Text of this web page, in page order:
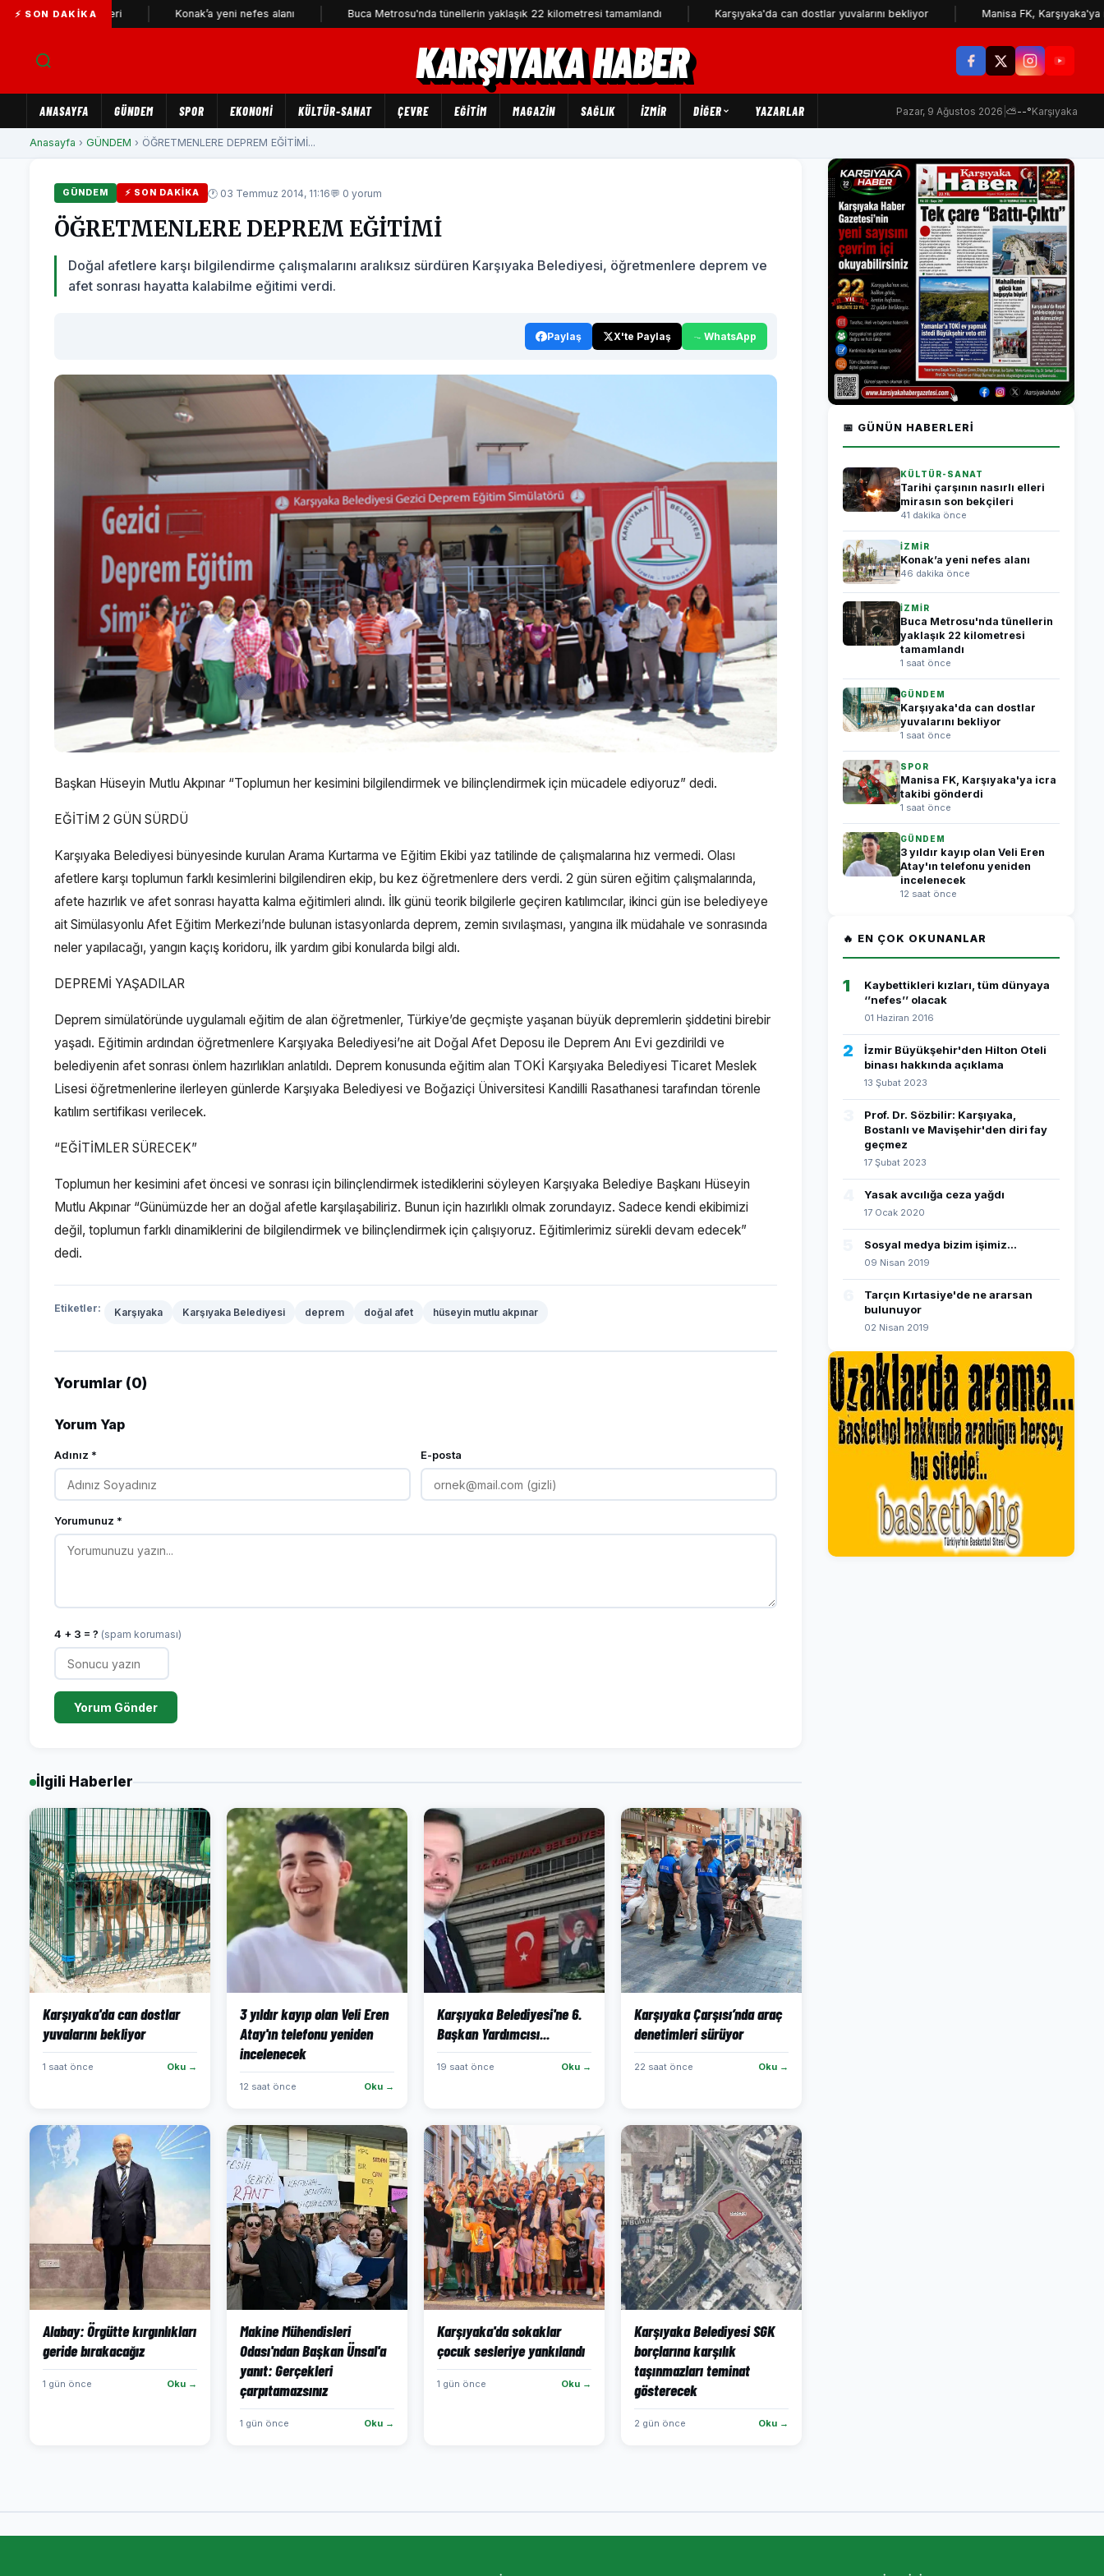
⚡ SON DAKIKA
son bekçileri Konak’a yeni nefes alanı Buca Metrosu'nda tünellerin yaklaşık 22 kilometresi tamamlandı Karşıyaka'da can dostlar yuvalarını bekliyor Manisa FK, Karşıyaka'ya icra
KARŞIYAKA HABER
ANASAYFA GÜNDEM SPOR EKONOMİ KÜLTÜR-SANAT ÇEVRE EĞİTİM MAGAZİN SAĞLIK İZMİR DIĞER YAZARLAR Pazar, 9 Ağustos 2026 ⛅--°Karşıyaka
Anasayfa › GÜNDEM › ÖĞRETMENLERE DEPREM EĞİTİMİ...
GÜNDEM ⚡ SON DAKIKA 🕐 03 Temmuz 2014, 11:16💬 0 yorum
ÖĞRETMENLERE DEPREM EĞİTİMİ
Doğal afetlere karşı bilgilendirme çalışmalarını aralıksız sürdüren Karşıyaka Belediyesi, öğretmenlere deprem ve
afet sonrası hayatta kalabilme eğitimi verdi.
Paylaş X'te Paylaş WhatsApp
Başkan Hüseyin Mutlu Akpınar “Toplumun her kesimini bilgilendirmek ve bilinçlendirmek için mücadele ediyoruz” dedi.
EĞİTİM 2 GÜN SÜRDÜ
Karşıyaka Belediyesi bünyesinde kurulan Arama Kurtarma ve Eğitim Ekibi yaz tatilinde de çalışmalarına hız vermedi. Olası
afetlere karşı toplumun farklı kesimlerini bilgilendiren ekip, bu kez öğretmenlere ders verdi. 2 gün süren eğitim çalışmalarında,
afete hazırlık ve afet sonrası hayatta kalma eğitimleri alındı. İlk günü teorik bilgilerle geçiren katılımcılar, ikinci gün ise belediyeye
ait Simülasyonlu Afet Eğitim Merkezi’nde bulunan istasyonlarda deprem, zemin sıvılaşması, yangına ilk müdahale ve sonrasında
neler yapılacağı, yangın kaçış koridoru, ilk yardım gibi konularda bilgi aldı.
DEPREMİ YAŞADILAR
Deprem simülatöründe uygulamalı eğitim de alan öğretmenler, Türkiye’de geçmişte yaşanan büyük depremlerin şiddetini birebir
yaşadı. Eğitimin ardından öğretmenlere Karşıyaka Belediyesi’ne ait Doğal Afet Deposu ile Deprem Anı Evi gezdirildi ve
belediyenin afet sonrası önlem hazırlıkları anlatıldı. Deprem konusunda eğitim alan TOKİ Karşıyaka Belediyesi Ticaret Meslek
Lisesi öğretmenlerine ilerleyen günlerde Karşıyaka Belediyesi ve Boğaziçi Üniversitesi Kandilli Rasathanesi tarafından törenle
katılım sertifikası verilecek.
“EĞİTİMLER SÜRECEK”
Toplumun her kesimini afet öncesi ve sonrası için bilinçlendirmek istediklerini söyleyen Karşıyaka Belediye Başkanı Hüseyin
Mutlu Akpınar “Günümüzde her an doğal afetle karşılaşabiliriz. Bunun için hazırlıklı olmak zorundayız. Sadece kendi ekibimizi
değil, toplumun farklı dinamiklerini de bilgilendirmek ve bilinçlendirmek için çalışıyoruz. Eğitimlerimiz sürekli devam edecek”
dedi.
Etiketler: Karşıyaka Karşıyaka Belediyesi deprem doğal afet hüseyin mutlu akpınar
Yorumlar (0)
Yorum Yap
Adınız * E-posta
Yorumunuz *
4 + 3 = ? (spam koruması)
Yorum Gönder
İlgili Haberler
Karşıyaka'da can dostlar
yuvalarını bekliyor
1 saat önce Oku →
3 yıldır kayıp olan Veli Eren
Atay'ın telefonu yeniden
incelenecek
12 saat önce Oku →
Karşıyaka Belediyesi'ne 6.
Başkan Yardımcısı...
19 saat önce Oku →
Karşıyaka Çarşısı’nda araç
denetimleri sürüyor
22 saat önce Oku →
Alabay: Örgütte kırgınlıkları
geride bırakacağız
1 gün önce Oku →
Makine Mühendisleri
Odası'ndan Başkan Ünsal'a
yanıt: Gerçekleri
çarpıtamazsınız
1 gün önce Oku →
Karşıyaka'da sokaklar
çocuk sesleriye yankılandı
1 gün önce Oku →
Karşıyaka Belediyesi SGK
borçlarına karşılık
taşınmazları teminat
gösterecek
2 gün önce Oku →
📅 GÜNÜN HABERLERI
KÜLTÜR-SANAT
Tarihi çarşının nasırlı elleri
mirasın son bekçileri
41 dakika önce
İZMİR
Konak’a yeni nefes alanı
46 dakika önce
İZMİR
Buca Metrosu'nda tünellerin
yaklaşık 22 kilometresi
tamamlandı
1 saat önce
GÜNDEM
Karşıyaka'da can dostlar
yuvalarını bekliyor
1 saat önce
SPOR
Manisa FK, Karşıyaka'ya icra
takibi gönderdi
1 saat önce
GÜNDEM
3 yıldır kayıp olan Veli Eren
Atay'ın telefonu yeniden
incelenecek
12 saat önce
🔥 EN ÇOK OKUNANLAR
1
Kaybettikleri kızları, tüm dünyaya
‘’nefes’’ olacak
01 Haziran 2016
2
İzmir Büyükşehir'den Hilton Oteli
binası hakkında açıklama
13 Şubat 2023
Prof. Dr. Sözbilir: Karşıyaka,
Bostanlı ve Mavişehir'den diri fay
geçmez
17 Şubat 2023
Yasak avcılığa ceza yağdı
17 Ocak 2020
Sosyal medya bizim işimiz...
09 Nisan 2019
Tarçın Kırtasiye'de ne ararsan
bulunuyor
02 Nisan 2019